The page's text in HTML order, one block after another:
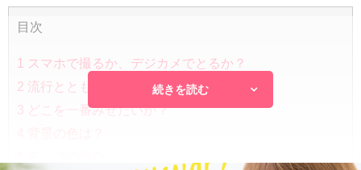
目次
1
スマホで撮るか、デジカメでとるか？
2 流行とともに変わるポージング
3 どこを一番みせたいか？
続きを読む